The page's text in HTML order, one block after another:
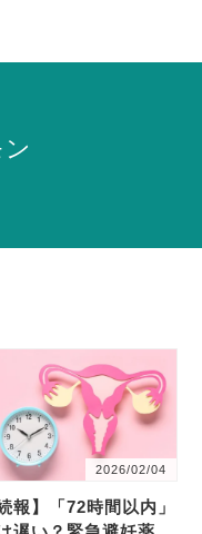
2026/02/04
続報】「72時間以内」